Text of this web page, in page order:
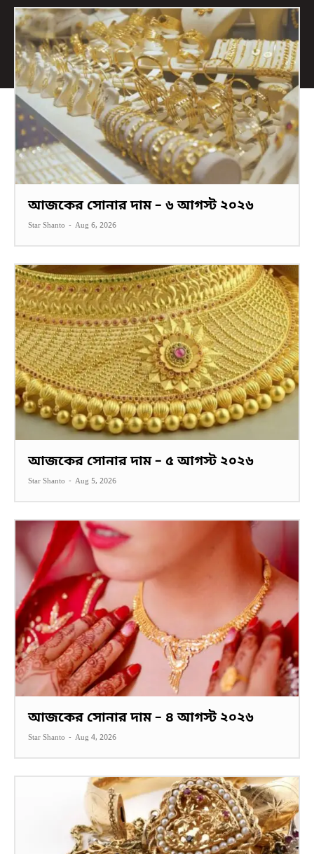
আজকের সোনার দাম – ৬ আগস্ট ২০২৬
Star Shanto - Aug 6, 2026
আজকের সোনার দাম – ৫ আগস্ট ২০২৬
Star Shanto - Aug 5, 2026
আজকের সোনার দাম – ৪ আগস্ট ২০২৬
Star Shanto - Aug 4, 2026